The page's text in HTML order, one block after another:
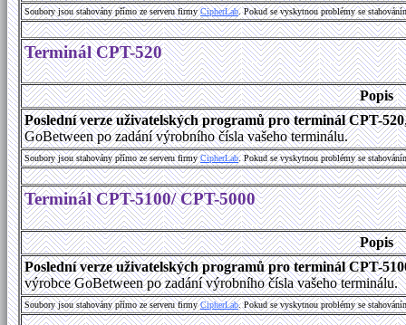
Soubory jsou stahovány přímo ze serveru firmyCipherLab. Pokud se vyskytnou problémy se
Terminál CPT-520
Popis
Poslední verze uživatelských programů pro terminál CPT-520
GoBetween po zadání výrobního čísla vašeho terminálu.
Soubory jsou stahovány přímo ze serveru firmyCipherLab. Pokud se vyskytnou problémy se
Terminál CPT-5100/ CPT-5000
Popis
Poslední verze uživatelských programů pro terminál CPT-
výrobce GoBetween po zadání výrobního čísla vašeho terminálu.
Soubory jsou stahovány přímo ze serveru firmyCipherLab. Pokud se vyskytnou problémy se